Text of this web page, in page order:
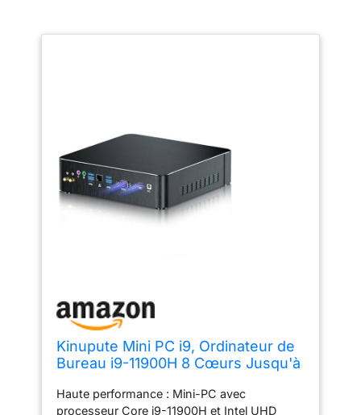
Kinupute Mini PC i9, Ordinateur de
Bureau i9-11900H 8 Cœurs Jusqu'à
NVME SSD, 4K@60Hz HDMI, Port
Haute performance : Mini-PC avec
processeur Core i9-11900H et Intel UHD